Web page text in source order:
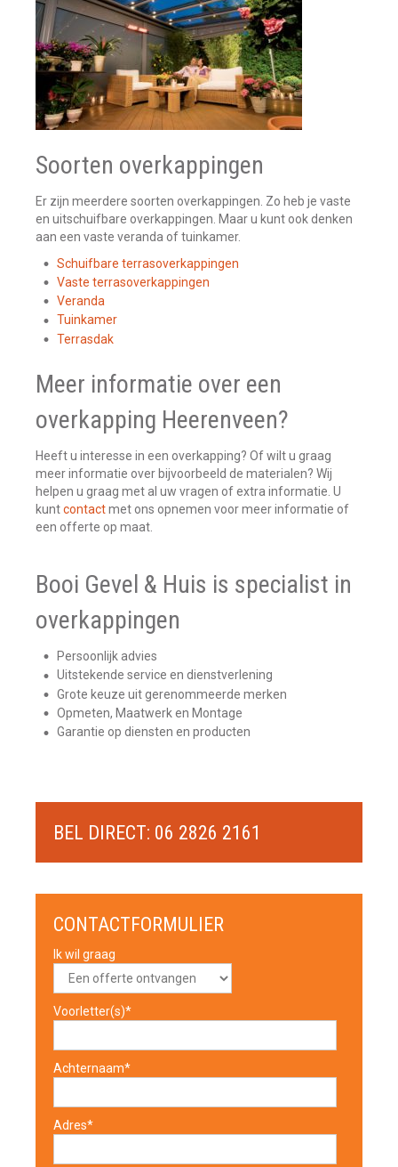
Soorten overkappingen
Er zijn meerdere soorten overkappingen. Zo heb je vaste
en uitschuifbare overkappingen. Maar u kunt ook denken
aan een vaste veranda of tuinkamer.
Schuifbare terrasoverkappingen
Vaste terrasoverkappingen
Veranda
Tuinkamer
Terrasdak
Meer informatie over een
overkapping Heerenveen?
Heeft u interesse in een overkapping? Of wilt u graag
meer informatie over bijvoorbeeld de materialen? Wij
helpen u graag met al uw vragen of extra informatie. U
kuntcontactmet ons opnemen voor meer informatie of
een offerte op maat.
Booi Gevel & Huis is specialist in
overkappingen
Persoonlijk advies
Uitstekende service en dienstverlening
Grote keuze uit gerenommeerde merken
Opmeten, Maatwerk en Montage
Garantie op diensten en producten
BEL DIRECT: 06 2826 2161
CONTACTFORMULIER
Ik wil graag
Voorletter(s)*
Achternaam*
Adres*